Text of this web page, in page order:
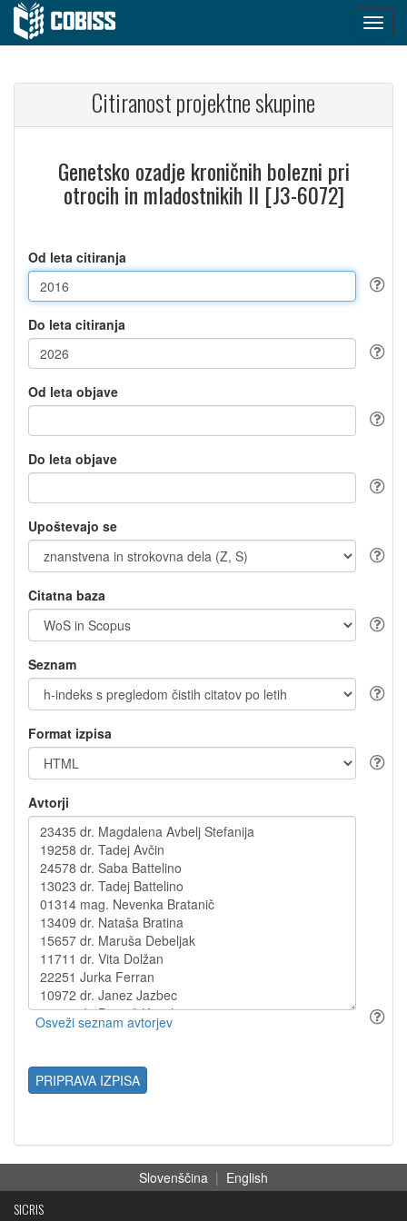
Citiranost projektne skupine
Genetsko ozadje kroničnih bolezni pri
otrocih in mladostnikih ll [J3-6072]
Od leta citiranja
Do leta citiranja
Od leta objave
Do leta objave
Upoštevajo se
Citatna baza
Seznam
Format izpisa
Avtorji
PRIPRAVA IZPISA
Slovenščina | English
SICRIS